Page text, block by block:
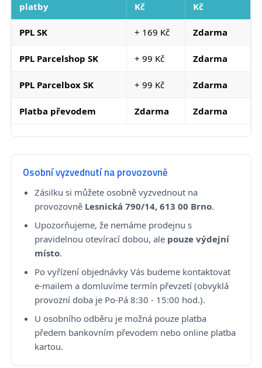
platby
Kč
Kč
PPL SK + 169 Kč Zdarma
PPL Parcelshop SK + 99 Kč Zdarma
PPL Parcelbox SK + 99 Kč Zdarma
Platba převodem Zdarma Zdarma
Osobní vyzvednutí na provozovně
Zásilku si můžete osobně vyzvednout na
provozovně Lesnická 790/14, 613 00 Brno.
Upozorňujeme, že nemáme prodejnu s
pravidelnou otevírací dobou, ale pouze výdejní
místo.
Po vyřízení objednávky Vás budeme kontaktovat
e-mailem a domluvíme termín převzetí (obvyklá
provozní doba je Po-Pá 8:30 - 15:00 hod.).
U osobního odběru je možná pouze platba
předem bankovním převodem nebo online platba
kartou.